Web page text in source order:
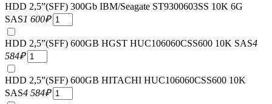
HDD 2,5”(SFF) 300Gb IBM/Seagate ST9300603SS 10K 6G
SAS1 600₽
HDD 2,5”(SFF) 600GB HGST HUC106060CSS600 10K SAS4
584₽
HDD 2,5”(SFF) 600GB HITACHI HUC106060CSS600 10K
SAS4 584₽